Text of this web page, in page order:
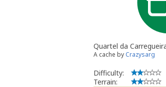
Quartel da
A cache by Crazysarg
Difficulty:
Terrain: